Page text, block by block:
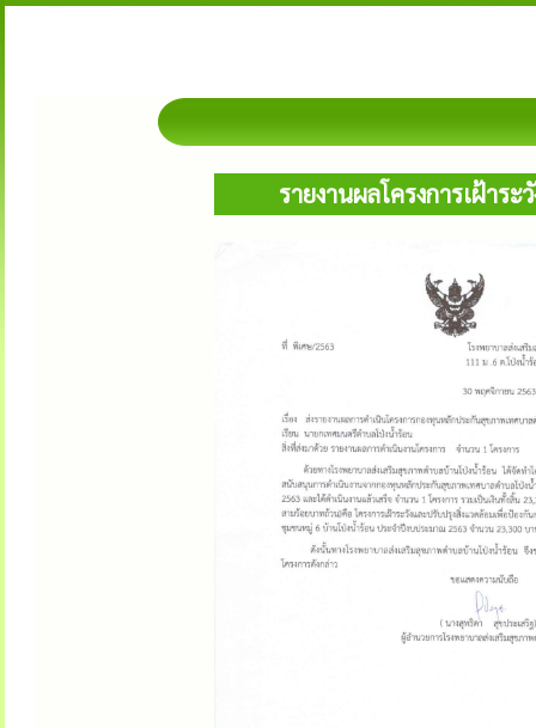
รายงานผลโครงการเฝ้าร